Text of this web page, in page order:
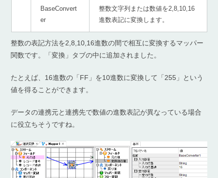
BaseConvert
er
整数文字列または数値を2,8,10,16
進数表記に変換します。
整数の表記方法を2,8,10,16進数の間で相互に変換するマッパー
関数です。「変換」タブの中に追加されました。
たとえば、16進数の「FF」を10進数に変換して「255」という
値を得ることができます。
データの連携元と連携先で数値の進数表記が異なっている場合
に役立ちそうですね。